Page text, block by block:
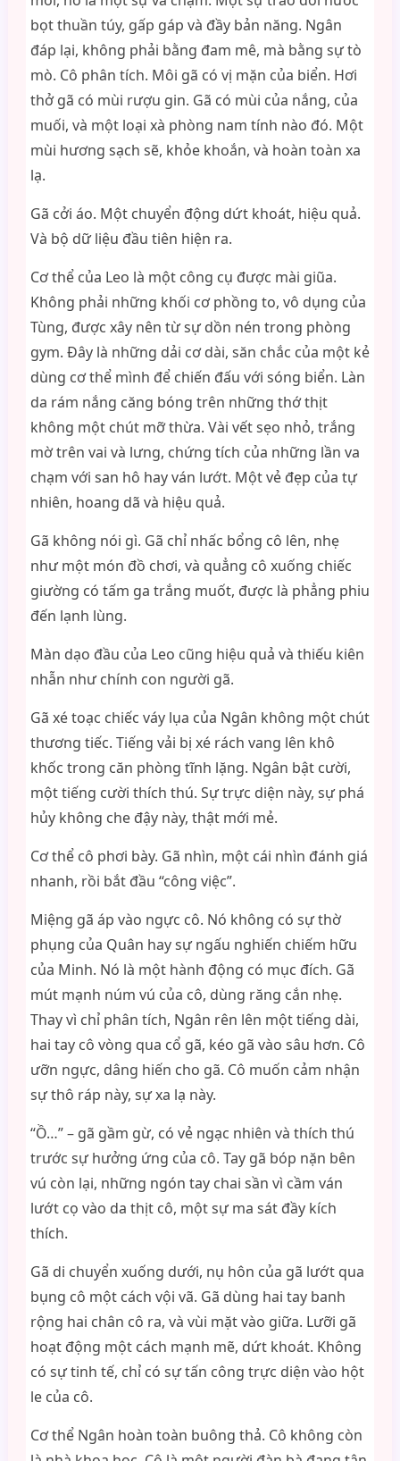
bọt thuần túy, gấp gáp và đầy bản năng. Ngân
đáp lại, không phải bằng đam mê, mà bằng sự tò
mò. Cô phân tích. Môi gã có vị mặn của biển. Hơi
thở gã có mùi rượu gin. Gã có mùi của nắng, của
muối, và một loại xà phòng nam tính nào đó. Một
mùi hương sạch sẽ, khỏe khoắn, và hoàn toàn xa
lạ.
Gã cởi áo. Một chuyển động dứt khoát, hiệu quả.
Và bộ dữ liệu đầu tiên hiện ra.
Cơ thể của Leo là một công cụ được mài giũa.
Không phải những khối cơ phồng to, vô dụng của
Tùng, được xây nên từ sự dồn nén trong phòng
gym. Đây là những dải cơ dài, săn chắc của một kẻ
dùng cơ thể mình để chiến đấu với sóng biển. Làn
da rám nắng căng bóng trên những thớ thịt
không một chút mỡ thừa. Vài vết sẹo nhỏ, trắng
mờ trên vai và lưng, chứng tích của những lần va
chạm với san hô hay ván lướt. Một vẻ đẹp của tự
nhiên, hoang dã và hiệu quả.
Gã không nói gì. Gã chỉ nhấc bổng cô lên, nhẹ
như một món đồ chơi, và quẳng cô xuống chiếc
giường có tấm ga trắng muốt, được là phẳng phiu
đến lạnh lùng.
Màn dạo đầu của Leo cũng hiệu quả và thiếu kiên
nhẫn như chính con người gã.
Gã xé toạc chiếc váy lụa của Ngân không một chút
thương tiếc. Tiếng vải bị xé rách vang lên khô
khốc trong căn phòng tĩnh lặng. Ngân bật cười,
một tiếng cười thích thú. Sự trực diện này, sự phá
hủy không che đậy này, thật mới mẻ.
Cơ thể cô phơi bày. Gã nhìn, một cái nhìn đánh giá
nhanh, rồi bắt đầu “công việc”.
Miệng gã áp vào ngực cô. Nó không có sự thờ
phụng của Quân hay sự ngấu nghiến chiếm hữu
của Minh. Nó là một hành động có mục đích. Gã
mút mạnh núm vú của cô, dùng răng cắn nhẹ.
Thay vì chỉ phân tích, Ngân rên lên một tiếng dài,
hai tay cô vòng qua cổ gã, kéo gã vào sâu hơn. Cô
ưỡn ngực, dâng hiến cho gã. Cô muốn cảm nhận
sự thô ráp này, sự xa lạ này.
“Ồ…” – gã gầm gừ, có vẻ ngạc nhiên và thích thú
trước sự hưởng ứng của cô. Tay gã bóp nặn bên
vú còn lại, những ngón tay chai sần vì cầm ván
lướt cọ vào da thịt cô, một sự ma sát đầy kích
thích.
Gã di chuyển xuống dưới, nụ hôn của gã lướt qua
bụng cô một cách vội vã. Gã dùng hai tay banh
rộng hai chân cô ra, và vùi mặt vào giữa. Lưỡi gã
hoạt động một cách mạnh mẽ, dứt khoát. Không
có sự tinh tế, chỉ có sự tấn công trực diện vào hột
le của cô.
Cơ thể Ngân hoàn toàn buông thả. Cô không còn